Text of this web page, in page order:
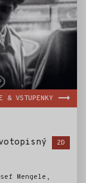
2D
Mengele,
& VSTUPENKY